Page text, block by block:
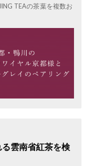
TEAの茶葉を複数お
る雲南省紅茶を検